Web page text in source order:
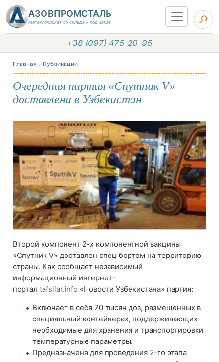
АЗОВПРОМСТАЛЬ
Металлопрокат со склада и под заказ
+38 (097) 475-20-95
Главная Публикации
Очередная партия «Спутник V»
доставлена в Узбекистан
Второй компонент 2-х компонентной вакцины
«Спутник V» доставлен спец бортом на территорию
страны. Как сообщает независимый
информационный интернет-
портал tafsilar.info «Новости Узбекистана» партия:
Включает в себя 70 тысяч доз, размещенных в
специальный контейнерах, поддерживающих
необходимые для хранения и транспортировки
температурные параметры.
Предназначена для проведения 2-го этапа